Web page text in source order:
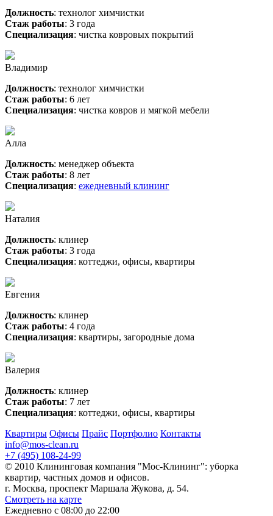
Должность: технолог химчистки
Стаж работы: 3 года
Специализация: чистка ковровых покрытий
Владимир
Должность: технолог химчистки
Стаж работы: 6 лет
Специализация: чистка ковров и мягкой мебели
Алла
Должность: менеджер объекта
Стаж работы: 8 лет
Специализация: ежедневный клининг
Наталия
Должность: клинер
Стаж работы: 3 года
Специализация: коттеджи, офисы, квартиры
Евгения
Должность: клинер
Стаж работы: 4 года
Специализация: квартиры, загородные дома
Валерия
Должность: клинер
Стаж работы: 7 лет
Специализация: коттеджи, офисы, квартиры
Квартиры Офисы Прайс Портфолио Контакты
info@mos-clean.ru
+7 (495) 108-24-99
© 2010 Клининговая компания "Мос-Клининг": уборка
квартир, частных домов и офисов.
г. Москва, проспект Маршала Жукова, д. 54.
Смотреть на карте
Ежедневно с 08:00 до 22:00